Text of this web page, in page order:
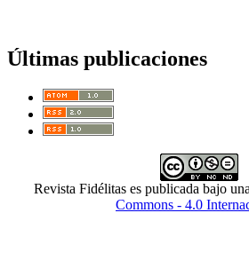
Últimas publicaciones
Revista Fidélitas es publicada bajo una
Commons - 4.0